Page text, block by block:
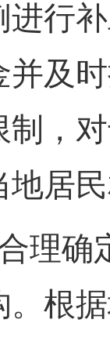
进行
并及
制，
地居
理确
。根